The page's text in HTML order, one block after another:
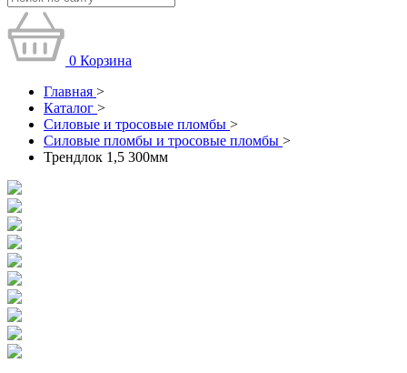
0 Корзина
Главная >
Каталог >
Силовые и тросовые пломбы >
Силовые пломбы и тросовые пломбы >
Трендлок 1,5 300мм